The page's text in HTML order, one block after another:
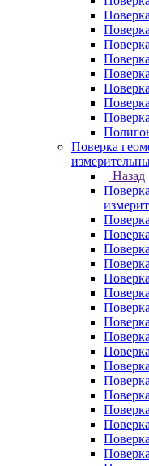
Поверка
Назад